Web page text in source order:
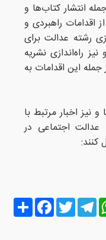
انتشار کتاب‌ها و
اقدامات راهبردی و
رشته عدالت برای
راه‌اندازی نشریه
این اقدامات به
نیز اخبار مرتبط با
عدالت اجتماعی در
کنند:
Share
FacebookTwitter
Telegram